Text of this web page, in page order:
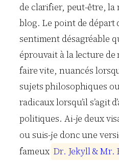
de clarifier, peut-être, la
blog. Le point de départ
sentiment désagréable
éprouvait à la lecture
faire vite, nuancés
sujets philosophiques
radicaux lorsqu’il s’agit
politiques. Ai-je deux
ou suis-je donc une
fameux Dr. Jekyll&Mr.